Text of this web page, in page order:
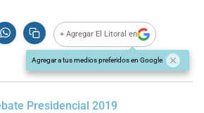
+ Agregar El Litoral en
Agregar a tus medios preferidos en Google
Presidencial 2019